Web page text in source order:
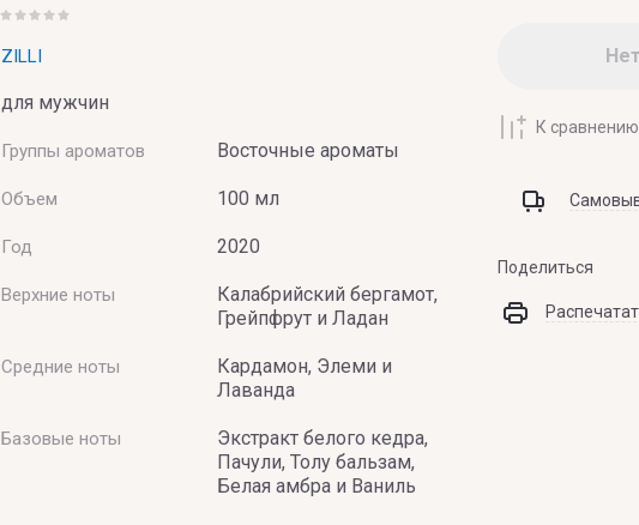
ZILLI
для мужчин
Группы ароматов Восточные ароматы
Объем 100 мл
Год 2020
Верхние ноты
Калабрийский бергамот,
Грейпфрут и Ладан
Средние ноты
Кардамон, Элеми и
Лаванда
Базовые ноты
Экстракт белого кедра,
Пачули, Толу бальзам,
Белая амбра и Ваниль
К сравнению
Поделиться